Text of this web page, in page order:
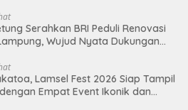
Serahkan BRI Peduli Renovasi
Wujud Nyata Dukungan
Lamsel Fest 2026 Siap Tampil
Empat Event Ikonik dan